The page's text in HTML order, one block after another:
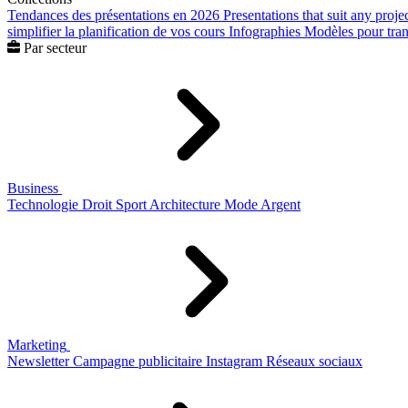
Tendances des présentations en 2026 Presentations that suit any
simplifier la planification de vos cours Infographies Modèles pour
Par secteur
Business
Technologie Droit Sport Architecture Mode Argent
Marketing
Newsletter Campagne publicitaire Instagram Réseaux sociaux